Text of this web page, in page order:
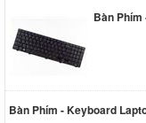
Bàn
Bàn Phím - Keyboard